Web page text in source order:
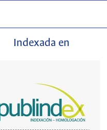
Indexada en